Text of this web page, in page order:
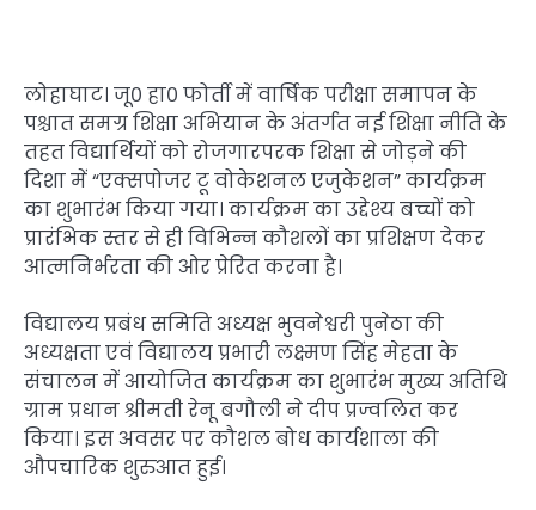
लोहाघाट। जू० हा० फोर्ती में वार्षिक परीक्षा समापन के
पश्चात समग्र शिक्षा अभियान के अंतर्गत नई शिक्षा नीति के
तहत विद्यार्थियों को रोजगारपरक शिक्षा से जोड़ने की
दिशा में “एक्सपोजर टू वोकेशनल एजुकेशन” कार्यक्रम
का शुभारंभ किया गया। कार्यक्रम का उद्देश्य बच्चों को
प्रारंभिक स्तर से ही विभिन्न कौशलों का प्रशिक्षण देकर
आत्मनिर्भरता की ओर प्रेरित करना है।
विद्यालय प्रबंध समिति अध्यक्ष भुवनेश्वरी पुनेठा की
अध्यक्षता एवं विद्यालय प्रभारी लक्ष्मण सिंह मेहता के
संचालन में आयोजित कार्यक्रम का शुभारंभ मुख्य अतिथि
ग्राम प्रधान श्रीमती रेनू बगौली ने दीप प्रज्वलित कर
किया। इस अवसर पर कौशल बोध कार्यशाला की
औपचारिक शुरुआत हुई।